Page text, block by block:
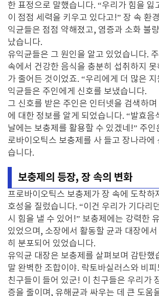
한 표정으로 말했습니다. “우리가 힘을 잃
이 점점 세력을 키우고 있다고!” 장 속 환
익균들은 점점 약해졌고, 염증과 소화 불
났습니다.
유익균들은 그 원인을 알고 있었습니다.
속에서 건강한 음식을 충분히 섭취하지
가 줄어든 것이었죠. “우리에게 더 많은
익균들은 주인에게 신호를 보냈습니다.
그 신호를 받은 주인은 인터넷을 검색하
에 대한 정보를 알게 되었습니다. “발효음
날에는 보충제를 활용할 수 있겠네!” 주인
로바이오틱스 보충제를 사 들고 장나라에
습니다.
보충제의 등장, 장 속의 변화
프로바이오틱스 보충제가 장 속에 도착하
호성을 질렀습니다. “이건 우리가 기다리
시 힘을 낼 수 있어!” 보충제에는 강력한
있었으며, 소장에서 활동할 균과 대장에
히 분포되어 있었습니다.
유익균 대장은 보충제를 살펴보며 감탄했
말 완벽한 조합이야. 락토바실러스와 비
친구들이 들어 있군! 이 친구들은 우리가
증을 줄이며, 유해균과 싸우는 데 큰 도움